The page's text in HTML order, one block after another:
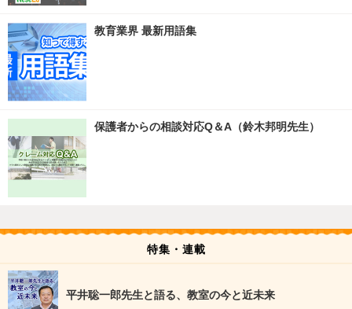
教育業界 最新用語集
保護者からの相談対応Q＆A（鈴木邦明先生）
特集・連載
平井聡一郎先生と語る、教室の今と近未来